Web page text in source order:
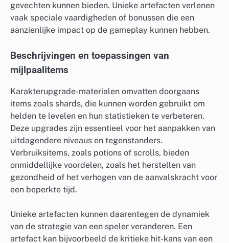
gevechten kunnen bieden. Unieke artefacten verlenen
vaak speciale vaardigheden of bonussen die een
aanzienlijke impact op de gameplay kunnen hebben.
Beschrijvingen en toepassingen van
mijlpaalitems
Karakterupgrade-materialen omvatten doorgaans
items zoals shards, die kunnen worden gebruikt om
helden te levelen en hun statistieken te verbeteren.
Deze upgrades zijn essentieel voor het aanpakken van
uitdagendere niveaus en tegenstanders.
Verbruiksitems, zoals potions of scrolls, bieden
onmiddellijke voordelen, zoals het herstellen van
gezondheid of het verhogen van de aanvalskracht voor
een beperkte tijd.
Unieke artefacten kunnen daarentegen de dynamiek
van de strategie van een speler veranderen. Een
artefact kan bijvoorbeeld de kritieke hit-kans van een